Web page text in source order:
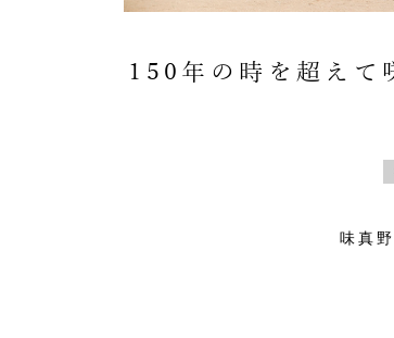
150年の時を超えて
味真